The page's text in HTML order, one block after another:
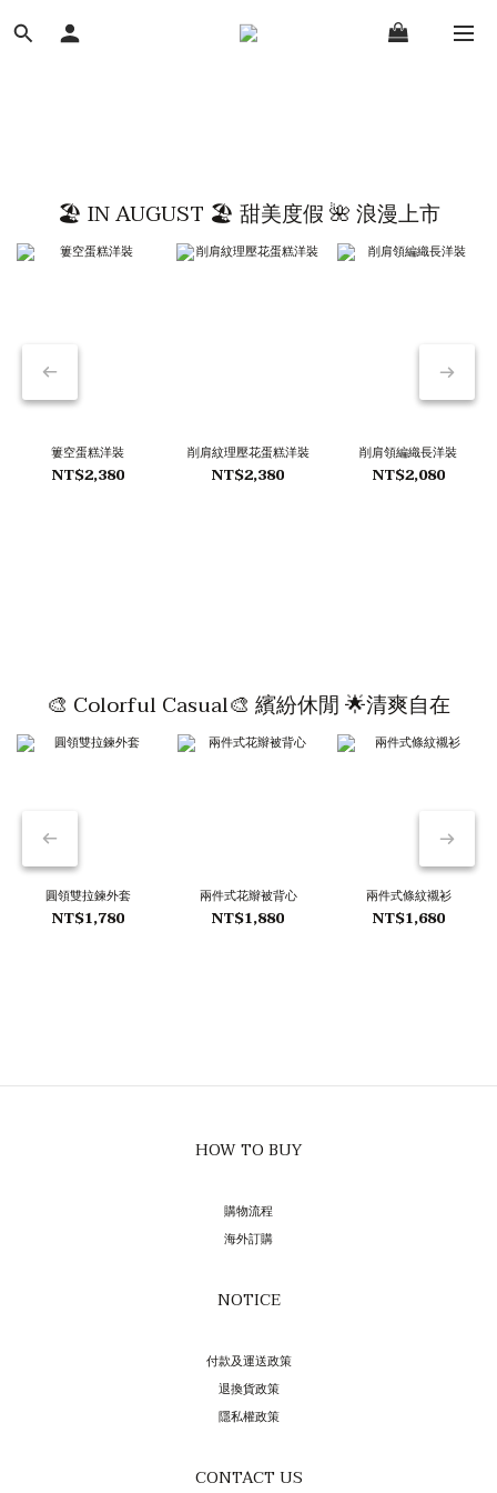
🏖️ IN AUGUST 🏖️ 甜美度假 🌺 浪漫上市
簍空蛋糕洋裝
NT$2,380
削肩紋理壓花蛋糕洋裝
NT$2,380
削肩領編織長洋裝
NT$2,080
🎨 Colorful Casual🎨 繽紛休閒 🌟清爽自在
圓領雙拉鍊外套
NT$1,780
兩件式花辮被背心
NT$1,880
兩件式條紋襯衫
NT$1,680
HOW TO BUY
購物流程
海外訂購
NOTICE
付款及運送政策
退換貨政策
隱私權政策
CONTACT US